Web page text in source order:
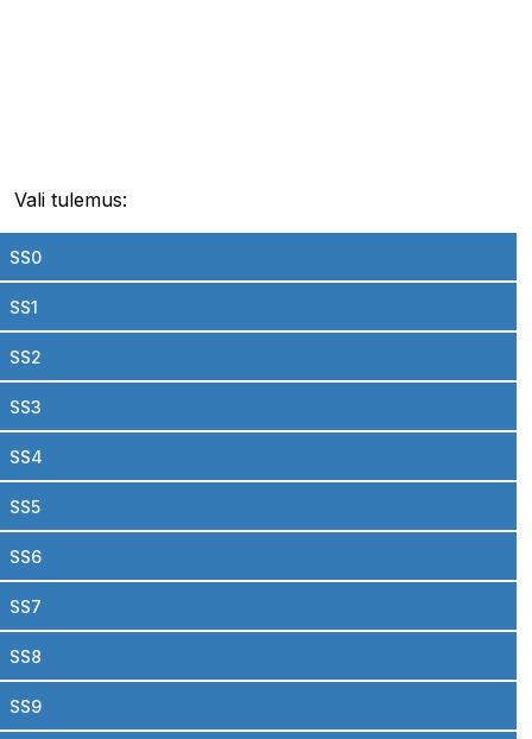
Vali tulemus:
SS0
SS1
SS2
SS3
SS4
SS5
SS6
SS7
SS8
SS9